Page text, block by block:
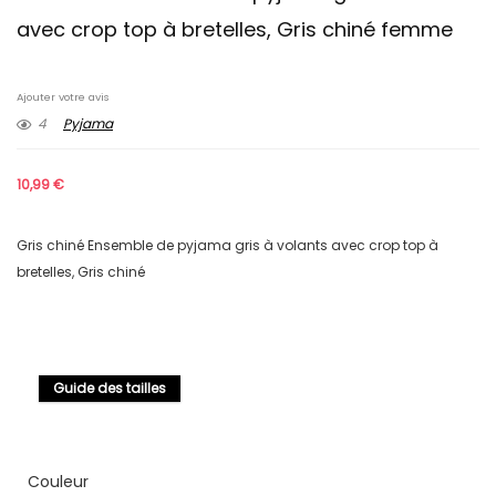
avec crop top à bretelles, Gris chiné femme
Ajouter votre avis
4 Pyjama
10,99€
Gris chiné Ensemble de pyjama gris à volants avec crop top à
bretelles, Gris chiné
Guide des tailles
Couleur